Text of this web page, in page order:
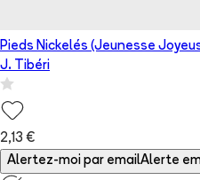
Pieds Nickelés (Jeunesse
J. Tibéri
2,13 €
Alertez-moi par emailAlerte